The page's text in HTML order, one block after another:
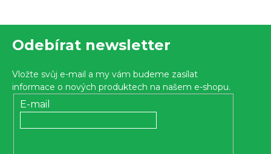
Odebírat newsletter
Vložte svůj e-mail a my vám budeme zasílat
informace o nových produktech na našem e-shopu.
E-mail